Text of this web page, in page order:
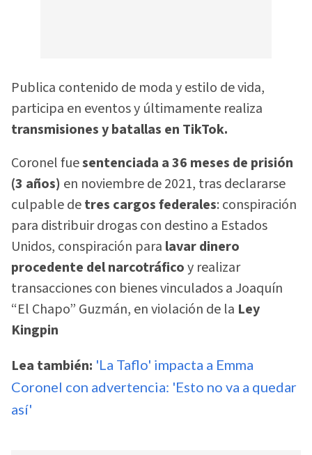
Publica contenido de moda y estilo de vida,
participa en eventos y últimamente realiza
transmisiones y batallas en TikTok.
Coronel fuesentenciada a 36 meses de prisión
(3 años) en noviembre de 2021, tras declararse
culpable detres cargos federales: conspiración
para distribuir drogas con destino a Estados
Unidos, conspiración para lavar dinero
procedente del narcotráficoy realizar
transacciones con bienes vinculados a Joaquín
“El Chapo” Guzmán, en violación de la Ley
Kingpin
Lea también: 'La Taflo' impacta a Emma
Coronel con advertencia: 'Esto no va a quedar
así'